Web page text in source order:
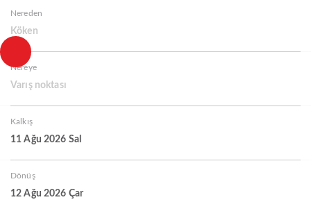
Nereden
Köken
Nereye
Varış noktası
Kalkış
11 Ağu 2026 Sal
Dönüş
12 Ağu 2026 Çar